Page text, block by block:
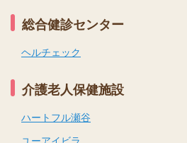
総合健診センター
ヘルチェック
介護老人保健施設
ハートフル瀬谷